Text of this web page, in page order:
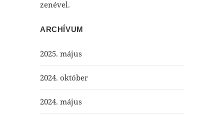
zenével.
ARCHÍVUM
2025. május
2024. október
2024. május